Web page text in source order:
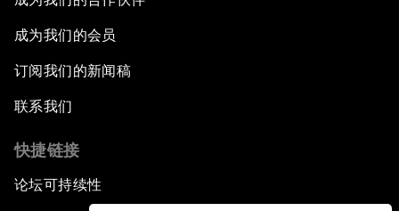
成为我们的会员
订阅我们的新闻稿
联系我们
快捷链接
论坛可持续性